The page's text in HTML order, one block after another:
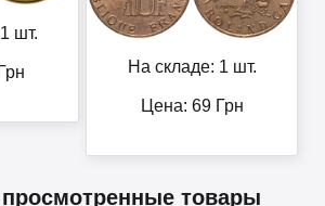
шт.
На складе: 1 шт.
Цена: 69Грн
товары